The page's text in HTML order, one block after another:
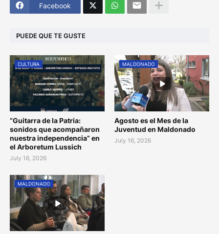
Facebook
PUEDE QUE TE GUSTE
CULTURA
“Guitarra de la Patria:
sonidos que acompañaron
nuestra independencia” en
el Arboretum Lussich
July 16, 2026
MALDONADO
Agosto es el Mes de la
Juventud en Maldonado
July 16, 2026
MALDONADO